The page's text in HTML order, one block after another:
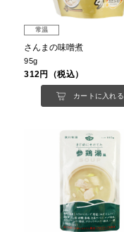
常温
さんまの味噌煮
95g
312円（税込）
カートに入れる